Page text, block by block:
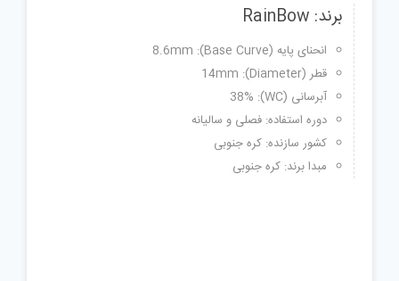
برند: RainBow
انحنای پایه (Base Curve): 8.6mm
قطر (Diameter): 14mm
آبرسانی (WC): 38%
دوره استفاده: فصلی و سالیانه
کشور سازنده: کره جنوبی
مبدا برند: کره جنوبی